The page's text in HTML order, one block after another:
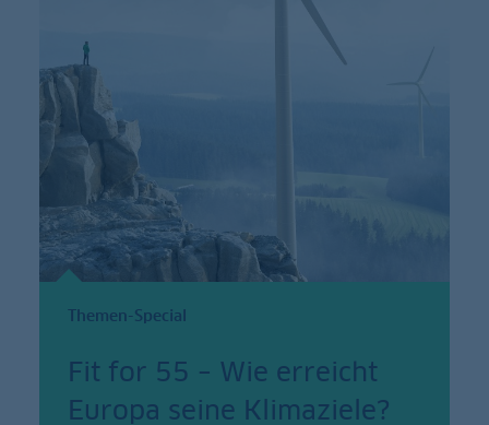
Themen-Special
Fit for 55 – Wie erreicht
Europa seine Klimaziele?